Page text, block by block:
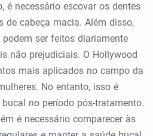
é necessário escovar os dentes
de cabeça macia. Além disso,
ser feitos diariamente
não prejudiciais. O Hollywood
mais aplicados no campo da
No entanto, isso é
no período pós-tratamento.
é necessário comparecer às